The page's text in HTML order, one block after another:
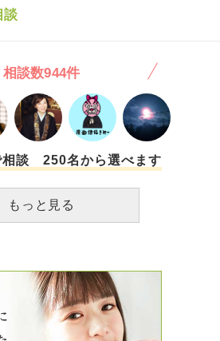
、うちでは目に付く所に祀る様な場
いう風に持っていれば良いでしょう
談
相談数944件
相談 250名から選べます
もっと見る